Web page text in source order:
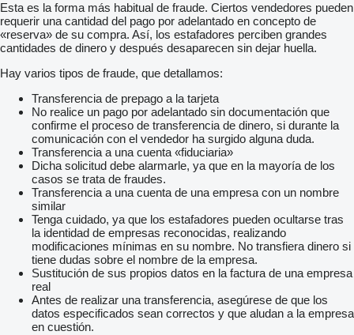
Esta es la forma más habitual de fraude. Ciertos vendedores pueden
requerir una cantidad del pago por adelantado en concepto de
«reserva» de su compra. Así, los estafadores perciben grandes
cantidades de dinero y después desaparecen sin dejar huella.
Hay varios tipos de fraude, que detallamos:
Transferencia de prepago a la tarjeta
No realice un pago por adelantado sin documentación que
confirme el proceso de transferencia de dinero, si durante la
comunicación con el vendedor ha surgido alguna duda.
Transferencia a una cuenta «fiduciaria»
Dicha solicitud debe alarmarle, ya que en la mayoría de los
casos se trata de fraudes.
Transferencia a una cuenta de una empresa con un nombre
similar
Tenga cuidado, ya que los estafadores pueden ocultarse tras
la identidad de empresas reconocidas, realizando
modificaciones mínimas en su nombre. No transfiera dinero si
tiene dudas sobre el nombre de la empresa.
Sustitución de sus propios datos en la factura de una empresa
real
Antes de realizar una transferencia, asegúrese de que los
datos especificados sean correctos y que aludan a la empresa
en cuestión.